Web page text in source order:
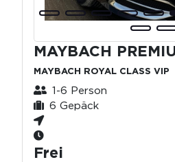
MAYBACH
MAYBACH ROYAL CLASS VIP
1-6 Person
6 Gepäck
Frei